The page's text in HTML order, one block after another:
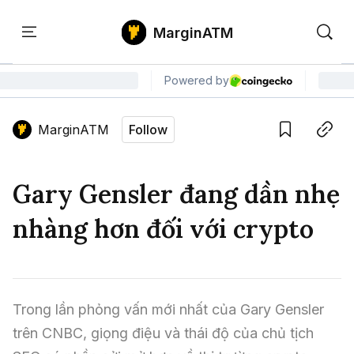
Home
Tin Tức Bitcoin
Tin Tức Altcoin
Tin Tức Thị Trường
ATM Analytics
Phân Tích Bitcoin
Phân Tích Ethereum
Phân Tích Thị Trường
Kiến Thức
Thuật Ngữ Cơ Bản
Kiến Thức Tổng Hợp
Chỉ Báo Kỹ Thuật
Săn Gem
MarginATM
Gem
MarginATM Follow
Gary Gensler đang dần nhẹ
nhàng hơn đối với crypto
Trong lần phỏng vấn mới nhất của Gary Gensler
trên CNBC, giọng điệu và thái độ của chủ tịch